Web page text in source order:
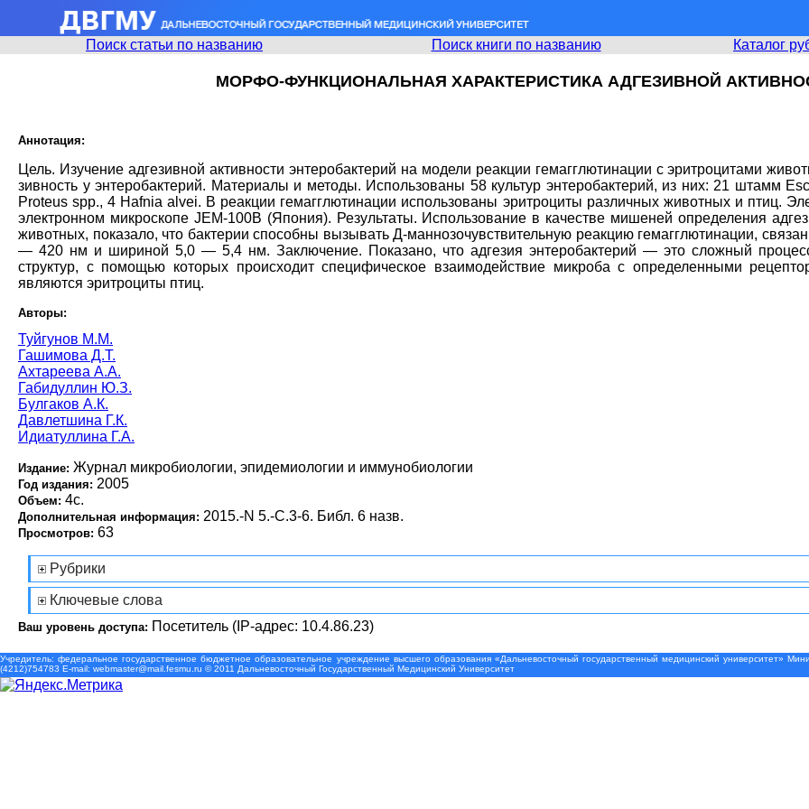
Поиск статьи по названию Поиск книги по названию Каталог
МОРФО-ФУНКЦИОНАЛЬНАЯ ХАРАКТЕРИСТИКА АДГЕЗИВНОЙ
Аннотация:
Цель. Изучение адгезивной активности энтеробактерий на модели реакции гемагглютинации с эритроцитами
зивность у энтеробактерий. Материалы и методы. Использованы 58 культур энтеробактерий, из них: 21 штамм
Proteus spp., 4 Hafnia alvei. В реакции гемагглютинации использованы эритроциты различных животных и птиц.
электронном микроскопе JEM-100В (Япония). Результаты. Использование в качестве мишеней определения
животных, показало, что бактерии способны вызывать Д-маннозочувствительную реакцию гемагглютинации,
— 420 нм и шириной 5,0 — 5,4 нм. Заключение. Показано, что адгезия энтеробактерий — это сложный
структур, с помощью которых происходит специфическое взаимодействие микроба с определенными
являются эритроциты птиц.
Авторы:
Туйгунов М.М.
Гашимова Д.Т.
Ахтареева А.А.
Габидуллин Ю.З.
Булгаков А.К.
Давлетшина Г.К.
Идиатуллина Г.А.
Издание: Журнал микробиологии, эпидемиологии и иммунобиологии
Год издания: 2005
Объем: 4с.
Дополнительная информация: 2015.-N 5.-С.3-6. Библ. 6 назв.
Просмотров: 63
Рубрики
Ключевые слова
Ваш уровень доступа: Посетитель (IP-адрес: 10.4.86.23)
Учредитель: федеральное государственное бюджетное образовательное учреждение высшего образования «Дальневосточный государственный медицинский университет»
(4212)754783 Е-mail: webmaster@mail.fesmu.ru © 2011 Дальневосточный Государственный Медицинский Университет